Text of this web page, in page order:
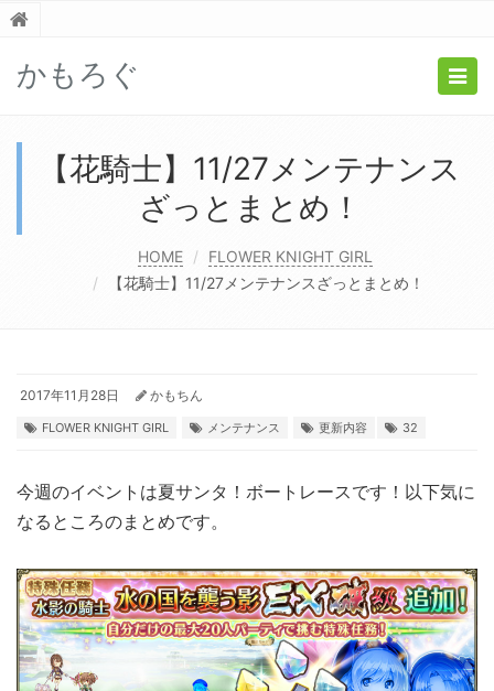
かもろぐ
【花騎士】11/27メンテナンス
ざっとまとめ！
HOME
FLOWER KNIGHT GIRL
【花騎士】11/27メンテナンスざっとまとめ！
2017年11月28日 かもちん
FLOWER KNIGHT GIRL メンテナンス 更新内容 32
今週のイベントは夏サンタ！ボートレースです！以下気に
なるところのまとめです。